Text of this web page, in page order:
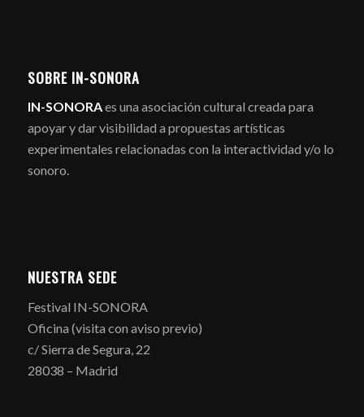
SOBRE IN-SONORA
IN-SONORAes una asociación cultural creada para
apoyar y dar visibilidad a propuestas artísticas
experimentales relacionadas con la interactividad y/o lo
sonoro.
NUESTRA SEDE
Festival IN-SONORA
Oficina (visita con aviso previo)
c/ Sierra de Segura, 22
28038 – Madrid